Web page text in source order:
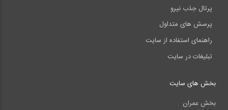
پرتال جذب نیرو
پرسش های متداول
راهنمای استفاده از سایت
تبلیغات در سایت
بخش های سایت
بخش عمران